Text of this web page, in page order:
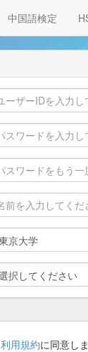
中国語検定
利用規約に同意しま